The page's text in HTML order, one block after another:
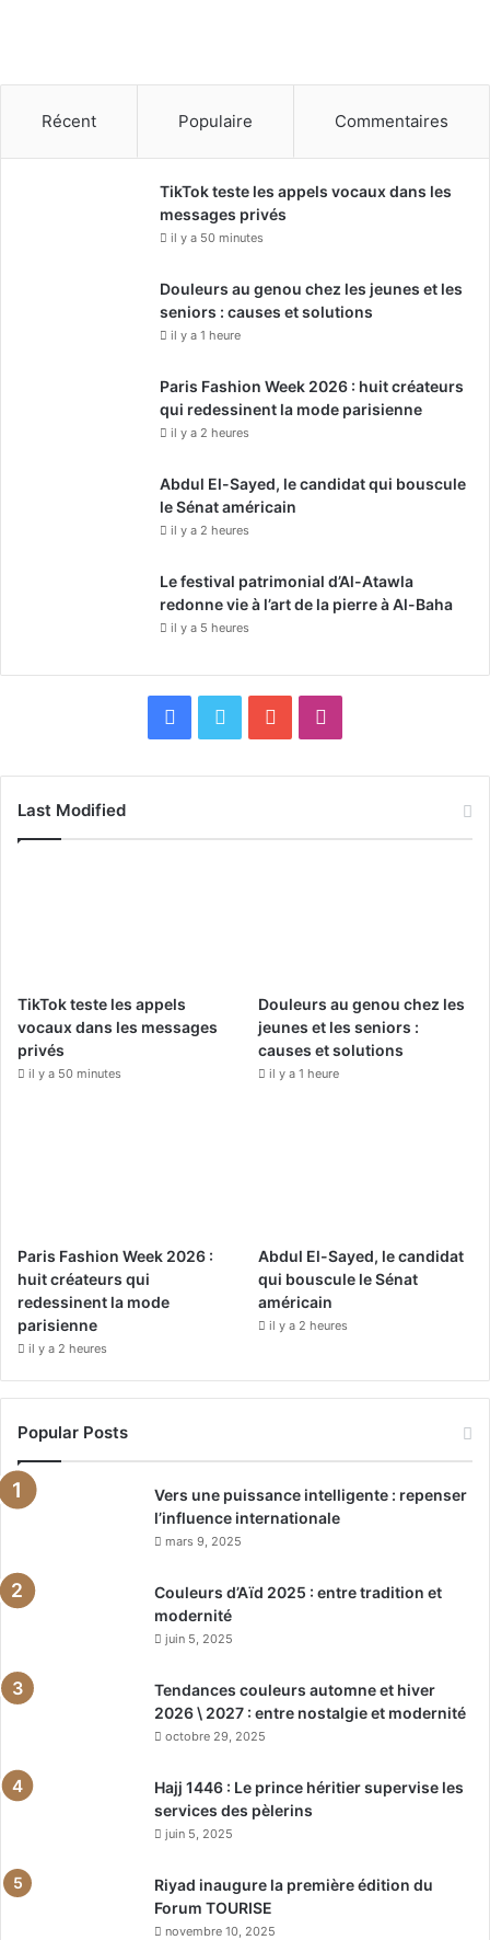
Récent Populaire Commentaires
TikTok teste les appels vocaux dans les
messages privés
il y a 50 minutes
Douleurs au genou chez les jeunes et les
seniors : causes et solutions
il y a 1 heure
Paris Fashion Week 2026 : huit créateurs
qui redessinent la mode parisienne
il y a 2 heures
Abdul El-Sayed, le candidat qui bouscule
le Sénat américain
il y a 2 heures
Le festival patrimonial d’Al-Atawla
redonne vie à l’art de la pierre à Al-Baha
il y a 5 heures
k
a
m
Last Modified
TikTok teste les appels
vocaux dans les messages
privés
il y a 50 minutes
Douleurs au genou chez les
jeunes et les seniors :
causes et solutions
il y a 1 heure
Paris Fashion Week 2026 :
huit créateurs qui
redessinent la mode
parisienne
il y a 2 heures
Abdul El-Sayed, le candidat
qui bouscule le Sénat
américain
il y a 2 heures
Popular Posts
Vers une puissance intelligente : repenser
l’influence internationale
mars 9, 2025
Couleurs d’Aïd 2025 : entre tradition et
modernité
juin 5, 2025
Tendances couleurs automne et hiver
2026 \ 2027 : entre nostalgie et modernité
octobre 29, 2025
Hajj 1446 : Le prince héritier supervise les
services des pèlerins
juin 5, 2025
Riyad inaugure la première édition du
Forum TOURISE
novembre 10, 2025